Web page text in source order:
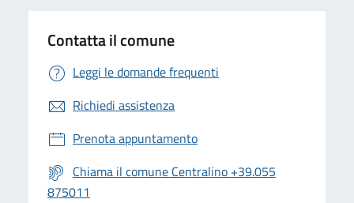
Contatta il comune
Leggi le domande frequenti
Richiedi assistenza
Prenota appuntamento
Chiama il comune Centralino +39.055
875011